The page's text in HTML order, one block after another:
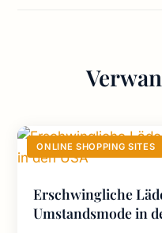
ONLINE SHOPPING SITES
Erschwingliche
Umstandsmode in